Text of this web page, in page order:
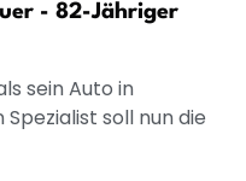
- 82-Jähriger
sein Auto in
soll nun die